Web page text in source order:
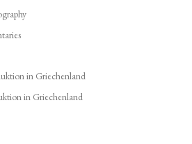
in Griechenland
in Griechenland